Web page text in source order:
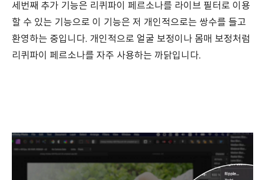
세번째 추가 기능은 리퀴파이 페르소나를 라이브 필터로 이용
할 수 있는 기능으로 이 기능은 저 개인적으로는 쌍수를 들고
환영하는 중입니다. 개인적으로 얼굴 보정이나 몸매 보정처럼
리퀴파이 페르소나를 자주 사용하는 까닭입니다.